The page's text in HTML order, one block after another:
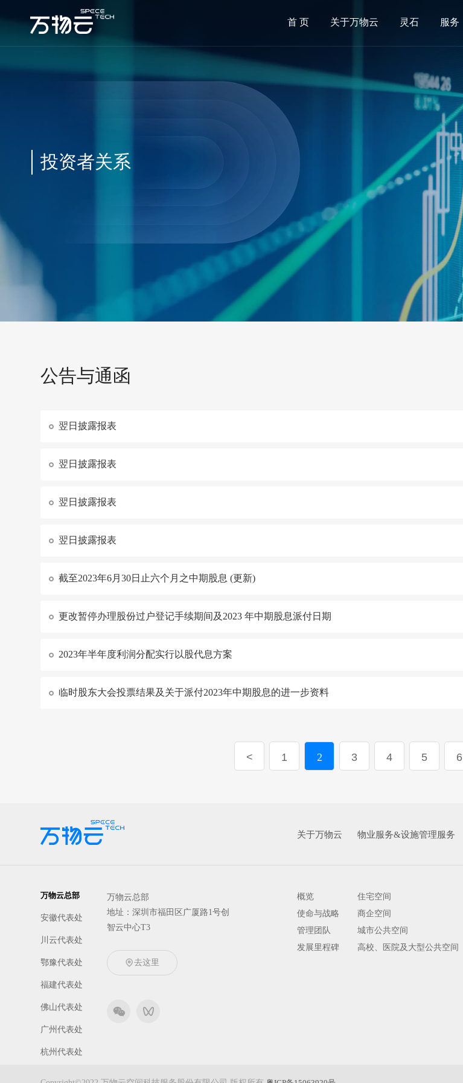
首 页 关于万物云 灵石 服务
投资者关系
公告与通函
翌日披露报表
翌日披露报表
翌日披露报表
翌日披露报表
截至2023年6月30日止六个月之中期股息 (更新)
更改暂停办理股份过户登记手续期间及2023 年中期股息派付日期
2023年半年度利润分配实行以股代息方案
临时股东大会投票结果及关于派付2023年中期股息的进一步资料
1 2 3 4 5 6
万物云总部
安徽代表处
川云代表处
鄂豫代表处
福建代表处
佛山代表处
广州代表处
杭州代表处
万物云总部
地址：深圳市福田区广厦路1号创
智云中心T3
去这里
关于万物云
概览
使命与战略
管理团队
发展里程碑
物业服务&设施管理服务
住宅空间
商企空间
城市公共空间
高校、医院及大型公共空间